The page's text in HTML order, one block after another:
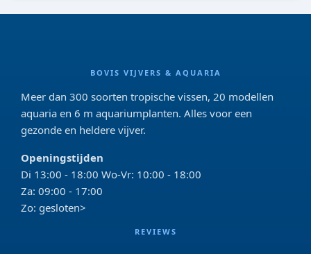
BOVIS VIJVERS & AQUARIA
Meer dan 300 soorten tropische vissen, 20 modellen
aquaria en 6 m aquariumplanten. Alles voor een
gezonde en heldere vijver.
Openingstijden
Di 13:00 - 18:00 Wo-Vr: 10:00 - 18:00
Za: 09:00 - 17:00
Zo: gesloten>
REVIEWS